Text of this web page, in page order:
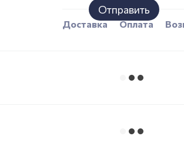
Отправить
Доставка Оплата